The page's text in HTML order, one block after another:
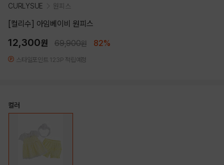
CURLYSUE 원피스
[컬리수] 아임베이비 원피스
12,300원 69,900원 82%
스타일포인트 123P 적립예정
컬러